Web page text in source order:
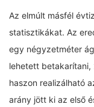
Az elmúlt másfél
statisztikákat. Az
egy négyzetméter
lehetett
haszon realizálható
arány jött ki az első